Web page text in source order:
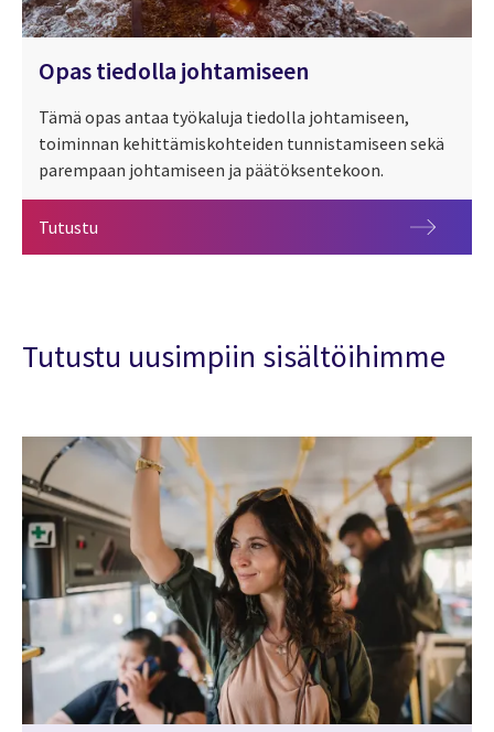
Opas tiedolla johtamiseen
Tämä opas antaa työkaluja tiedolla johtamiseen,
toiminnan kehittämiskohteiden tunnistamiseen sekä
parempaan johtamiseen ja päätöksentekoon.
Tutustu
Tutustu uusimpiin sisältöihimme